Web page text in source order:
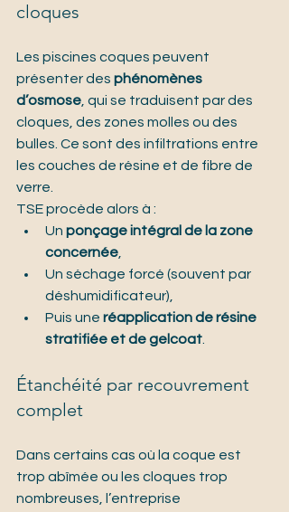
cloques
Les piscines coques peuvent
présenter des phénomènes
d’osmose , qui se traduisent par des
cloques, des zones molles ou des
bulles. Ce sont des infiltrations entre
les couches de résine et de fibre de
verre.
TSE procède alors à :
Un ponçage intégral de la zone
concernée
Un séchage forcé (souvent par
déshumidificateur),
Puis une réapplication de résine
stratifiée et de gelcoat
Étanchéité par recouvrement
complet
Dans certains cas où la coque est
trop abîmée ou les cloques trop
nombreuses, l’entreprise